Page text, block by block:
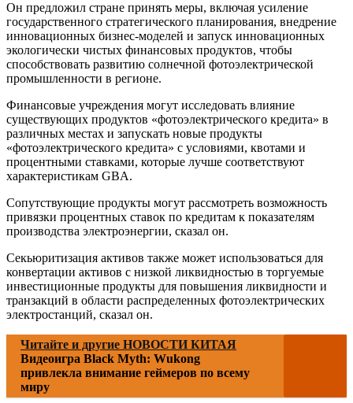
Он предложил стране принять меры, включая усиление
государственного стратегического планирования, внедрение
инновационных бизнес-моделей и запуск инновационных
экологически чистых финансовых продуктов, чтобы
способствовать развитию солнечной фотоэлектрической
промышленности в регионе.
Финансовые учреждения могут исследовать влияние
существующих продуктов «фотоэлектрического кредита» в
различных местах и ​​запускать новые продукты
«фотоэлектрического кредита» с условиями, квотами и
процентными ставками, которые лучше соответствуют
характеристикам GBA.
Сопутствующие продукты могут рассмотреть возможность
привязки процентных ставок по кредитам к показателям
производства электроэнергии, сказал он.
Секьюритизация активов также может использоваться для
конвертации активов с низкой ликвидностью в торгуемые
инвестиционные продукты для повышения ликвидности и
транзакций в области распределенных фотоэлектрических
электростанций, сказал он.
Читайте и другие НОВОСТИ КИТАЯ
Видеоигра Black Myth: Wukong
привлекла внимание геймеров по всему
миру